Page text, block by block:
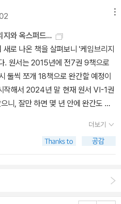
지와 옥스퍼드...
로 나온 책을 살펴보니 '케임브리지
. 원서는 2015년에 전7권 9책으로
둘씩 쪼개 18책으로 완간할 예정이
작해서 2024년 말 현재 원서 VI-1권
니, 잘만 하면 몇 년 안에 완간도 가
에서 본편 간행을 염두에 두고 일종
양이다. 소와당은 예전에 <임원경제
문에 별로 좋지 못한 인상을 받은 출
더듬어 보니 '케임브리지 세계사'라
가지가 나와 있었다. 예를 들어 케임
더보기